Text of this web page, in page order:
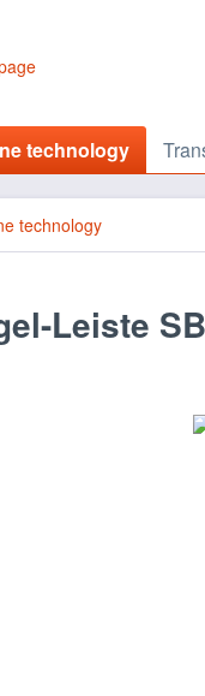
technology
technology
Leiste